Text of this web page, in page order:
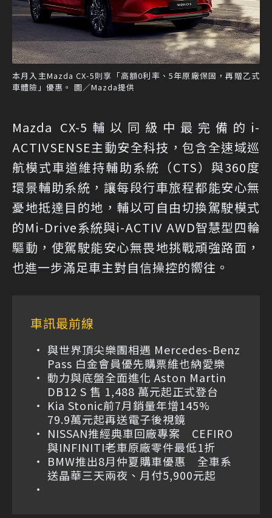
本月入主Mazda CX-5則享「高額0利率、5年原廠保固，再贈乙式
車體險」優惠。 圖／Mazda提供
Mazda CX-5輔以同級中最完備的i-
ACTIVSENSE主動安全科技，包含全速域巡
航模式車道維持輔助系統（CTS）與360度
環景輔助系統，讓每段行車旅程都能安心無
憂地抵達目的地，輔以可自由切換駕駛模式
的Mi-Drive系統與i-ACTIV AWD智慧型四輪
驅動，使駕駛能安心無畏地挑戰頑強路面，
也進一步滿足車主對自信操控的嚮往。
車訊最前線
與世界頂尖樂團相遇 Mercedes-Benz
Pass 白金會員優先購票維也納愛樂
動力與底盤全面進化 Aston Martin
DB12 S 售 1,488 萬元起正式登台
Kia Stonic前7月銷量年增145%
79.9萬元起再送電子後視鏡
NISSAN推經典車回廠專案 CEFIRO
與INFINITI老車原廠零件最低1折
BMW推出8月仲夏購車優惠 全車系
送晶華三天兩夜、月付5,900元起